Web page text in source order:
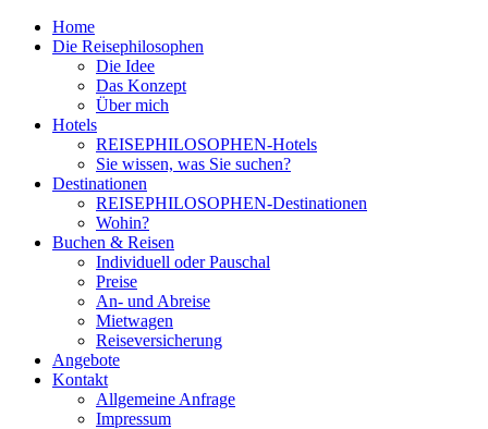
Home
Die Reisephilosophen
Die Idee
Das Konzept
Über mich
Hotels
REISEPHILOSOPHEN-Hotels
Sie wissen, was Sie suchen?
Destinationen
REISEPHILOSOPHEN-Destinationen
Wohin?
Buchen & Reisen
Individuell oder Pauschal
Preise
An- und Abreise
Mietwagen
Reiseversicherung
Angebote
Kontakt
Allgemeine Anfrage
Impressum